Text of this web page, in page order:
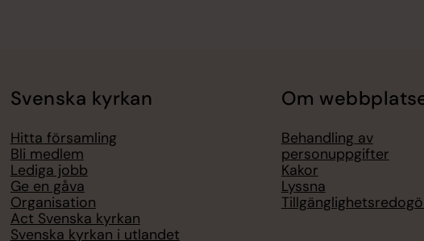
Svenska kyrkan
Hitta församling
Bli medlem
Lediga jobb
Ge en gåva
Organisation
Act Svenska kyrkan
Svenska kyrkan i utlandet
Om
Behandling av
personuppgifter
Kakor
Lyssna